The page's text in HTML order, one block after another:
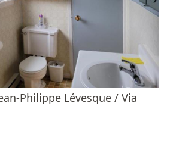
Philippe Lévesque / Via